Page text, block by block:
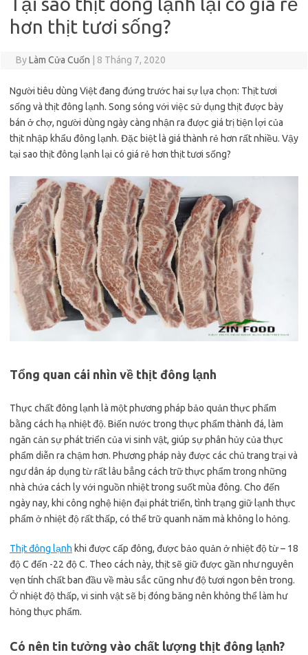
hơn thịt tươi sống?
ByLàm Cửa Cuốn 8 Tháng 7, 2020
Người tiêu dùng Việt đang đứng trước hai sự lựa chọn: Thịt tươi
sống và thịt đông lạnh. Song sóng với việc sử dụng thịt được bày
bán ở chợ, người dùng ngày càng nhận ra được giá trị tiện lợi của
thịt nhập khẩu đông lạnh. Đặc biệt là giá thành rẻ hơn rất nhiều. Vậy
tại sao thịt đông lạnh lại có giá rẻ hơn thịt tươi sống?
Tổng quan cái nhìn về thịt đông lạnh
Thực chất đông lạnh là một phương pháp bảo quản thực phẩm
bằng cách hạ nhiệt độ. Biến nước trong thực phẩm thành đá, làm
ngăn cản sự phát triển của vi sinh vật, giúp sự phân hủy của thực
phẩm diễn ra chậm hơn. Phương pháp này được các chủ trang trại và
ngư dân áp dụng từ rất lâu bẳng cách trữ thực phẩm trong những
nhà chứa cách ly với nguồn nhiệt trong suốt mùa đông. Cho đến
ngày nay, khi công nghệ hiện đại phát triển, tình trạng giữ lạnh thực
phẩm ở nhiệt độ rất thấp, có thể trữ quanh năm mà không lo hỏng.
Thịt đông lạnh khi được cấp đông, được bảo quản ở nhiệt độ từ – 18
độ C đến -22 độ C. Theo cách này, thịt sẽ giữ được gần như nguyên
vẹn tính chất ban đầu về màu sắc cũng như độ tươi ngon bên trong.
Ở nhiệt độ thấp, vi sinh vật sẽ bị đóng băng nên không thể làm hư
hỏng thực phẩm.
Có nên tin tưởng vào chất lượng thịt đông lạnh?